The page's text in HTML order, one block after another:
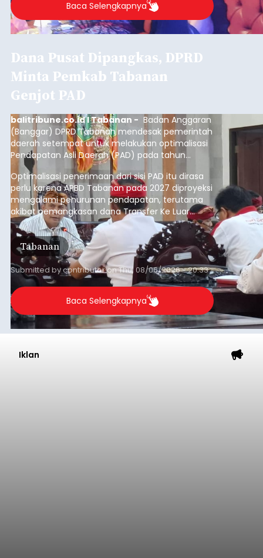
Baca Selengkapnya
Dana Pusat Dipangkas, DPRD
Minta Pemkab Tabanan
Genjot PAD
balitribune.co.id I Tabanan - Badan Anggaran
(Banggar) DPRD Tabanan mendesak pemerintah
daerah setempat untuk melakukan optimalisasi
Pendapatan Asli Daerah (PAD) pada tahun
anggaran 2027.
Optimalisasi penerimaan dari sisi PAD itu dirasa
perlu karena APBD Tabanan pada 2027 diproyeksi
mengalami penurunan pendapatan, terutama
akibat pemangkasan dana Transfer Ke Luar
Daerah (TKD) dari pemerintah pusat.
Tabanan
Submitted bycontributoronThu, 08/06/2026 - 20:33
Baca Selengkapnya
Iklan